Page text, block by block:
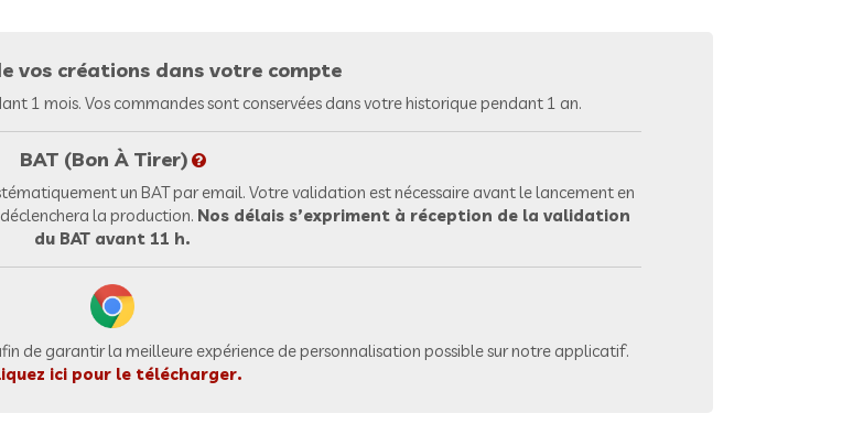
vos créations dans votre compte
1 mois. Vos commandes sont conservées dans votre historique pendant 1 an.
BAT (Bon À Tirer)
un BAT par email. Votre validation est nécessaire avant le lancement en
la production. Nos délais s’expriment à réception de la validation
du BAT avant 11 h.
de garantir la meilleure expérience de personnalisation possible sur notre applicatif.
ici pour le télécharger.